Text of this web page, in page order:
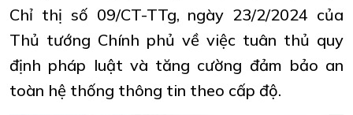
Chỉ thị số 09/CT-TTg, ngày 23/2/2024 của
Thủ tướng Chính phủ về việc tuân thủ quy
định pháp luật và tăng cường đảm bảo an
toàn hệ thống thông tin theo cấp độ.